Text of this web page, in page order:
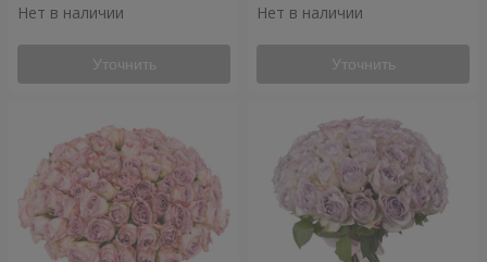
Нет в наличии
Уточнить
Нет в наличии
Уточнить